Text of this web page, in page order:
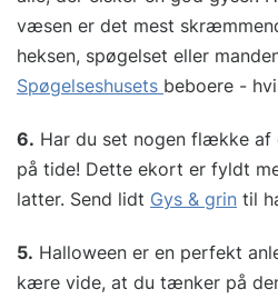
væsen er det mest
heksen, spøgelset eller
Spøgelseshusets beboere -
6. Har du set nogen flække af
på tide! Dette ekort er fyldt
latter. Send lidt Gys & grin til
5. Halloween er en perfekt
kære vide, at du tænker på